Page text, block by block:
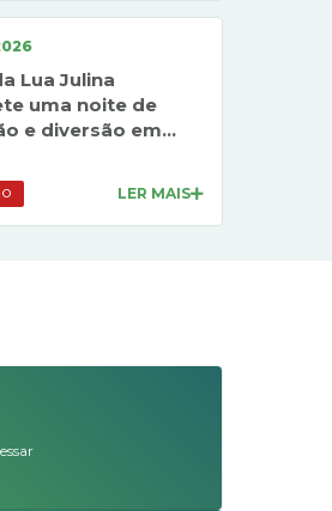
Lua Julina
uma noite de
e diversão em...
LER MAIS